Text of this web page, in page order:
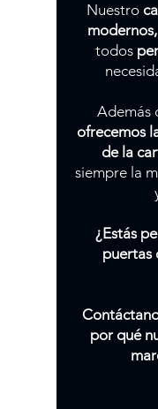
Nuestro
todos
Además
ofrecemos
de la
siempre la
¿Estás
puertas
por qué